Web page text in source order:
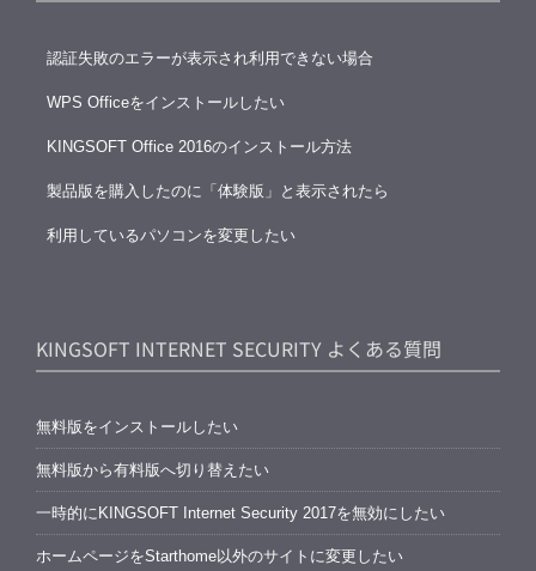
認証失敗のエラーが表示され利用できない場合
WPS Officeをインストールしたい
KINGSOFT Office 2016のインストール方法
製品版を購入したのに「体験版」と表示されたら
利用しているパソコンを変更したい
KINGSOFT INTERNET SECURITY よくある質問
無料版をインストールしたい
無料版から有料版へ切り替えたい
一時的にKINGSOFT Internet Security 2017を無効にしたい
ホームページをStarthome以外のサイトに変更したい